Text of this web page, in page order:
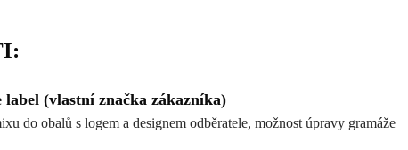
label (vlastní značka zákazníka)
do obalů s logem a designem odběratele, možnost úpravy gramáže